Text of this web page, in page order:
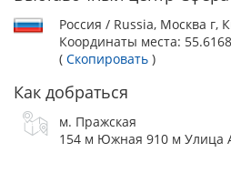
ШИ-ТЦУ ранг КЧК в КК – эксперт
(Филиппины)
и породам:
САС 1 группы – Ольга Раннамяги,
САС 9 группы – Александр
Россия / Russia, Москва г,
Координаты места:
( Скопировать )
Как добраться
м. Пражская
154 м Южная 910 м Улица